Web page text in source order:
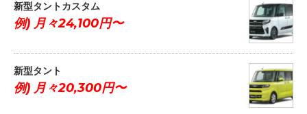
新型タントカスタム
例) 月々24,100円〜
新型タント
例) 月々20,300円〜